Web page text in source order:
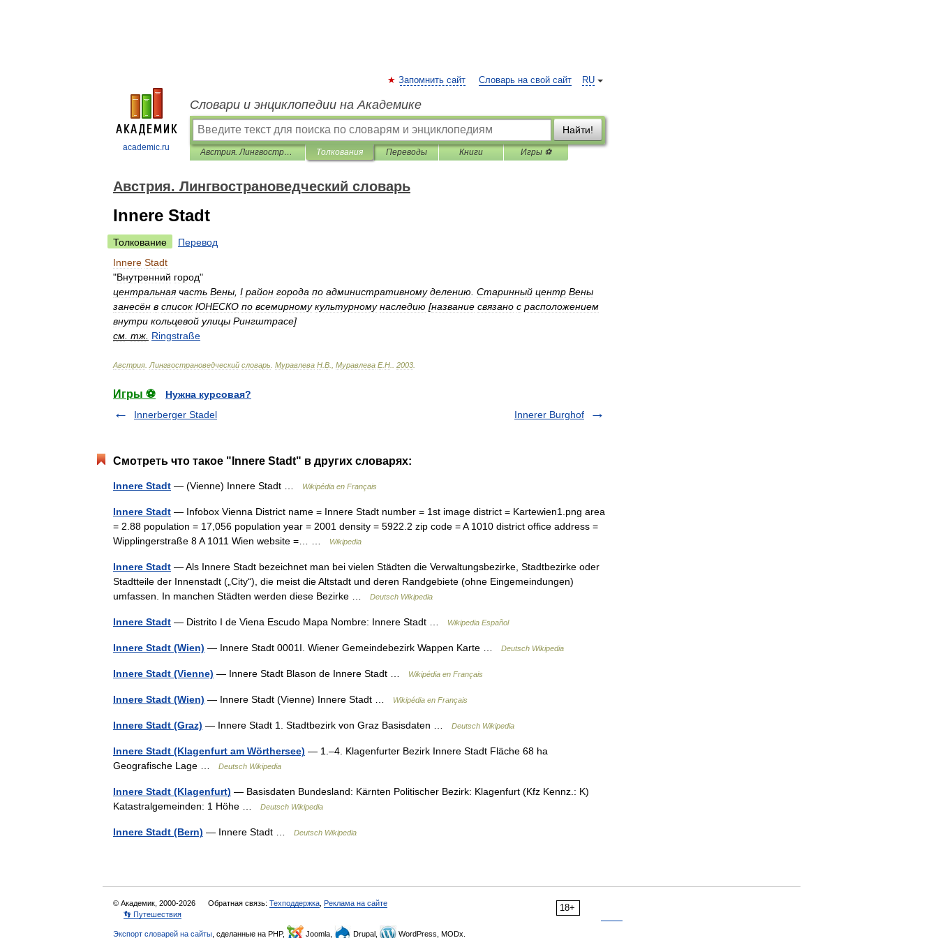
academic.ru
RU
Запомнить сайт Словарь на свой сайт
Словари и энциклопедии на Академике
Найти!
Австрия. Лингвострановедческий словарь Толкования Переводы Книги Игры ⚽
Австрия. Лингвострановедческий словарь
Innere Stadt
Толкование
Перевод
Innere Stadt
"Внутренний город"
центральная часть Вены I район города по административному делению Старинный центр Вены
занесён в список ЮНЕСКО по всемирному культурному наследию [название связано с расположением
внутри кольцевой улицы Рингштрасе]
см тж Ringstraße
Австрия Лингвострановедческий словарь Муравлева Н В Муравлева Е.Н 2003
Игры ⚽
Нужна курсовая?
Innerberger Stadel
Innerer Burghof
Смотреть что такое "Innere Stadt" в других словарях:
Innere Stadt — (Vienne) Innere Stadt … Wikipédia en Français
Innere Stadt — Infobox Vienna District name = Innere Stadt number = 1st image district = Kartewien1.png area
= 2.88 population = 17,056 population year = 2001 density = 5922.2 zip code = A 1010 district office address =
Wipplingerstraße 8 A 1011 Wien website =… …
Wikipedia
Innere Stadt — Als Innere Stadt bezeichnet man bei vielen Städten die Verwaltungsbezirke, Stadtbezirke oder
Stadtteile der Innenstadt („City“), die meist die Altstadt und deren Randgebiete (ohne Eingemeindungen)
umfassen. In manchen Städten werden diese Bezirke …
Deutsch Wikipedia
Innere Stadt — Distrito I de Viena Escudo Mapa Nombre: Innere Stadt … Wikipedia Español
Innere Stadt (Wien) — Innere Stadt 0001I. Wiener Gemeindebezirk Wappen Karte … Deutsch Wikipedia
Innere Stadt (Vienne) — Innere Stadt Blason de Innere Stadt … Wikipédia en Français
Innere Stadt (Wien) — Innere Stadt (Vienne) Innere Stadt … Wikipédia en Français
Innere Stadt (Graz) — Innere Stadt 1. Stadtbezirk von Graz Basisdaten … Deutsch Wikipedia
Innere Stadt (Klagenfurt am Wörthersee) — 1.–4. Klagenfurter Bezirk Innere Stadt Fläche 68 ha
Geografische Lage …
Deutsch Wikipedia
Innere Stadt (Klagenfurt) — Basisdaten Bundesland: Kärnten Politischer Bezirk: Klagenfurt (Kfz Kennz.: K)
Katastralgemeinden: 1 Höhe …
Deutsch Wikipedia
Innere Stadt (Bern) — Innere Stadt … Deutsch Wikipedia
18+
© Академик, 2000-2026 Обратная связь: Техподдержка Реклама на сайте
👣 Путешествия
Экспорт словарей на сайты , сделанные на PHP, Joomla, Drupal, WordPress, MODx.